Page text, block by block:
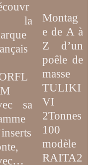
la
sa
Montag
e de A à
Z d’un
poêle de
masse
TULIKI
VI
2Tonnes
100
modèle
RAITA2